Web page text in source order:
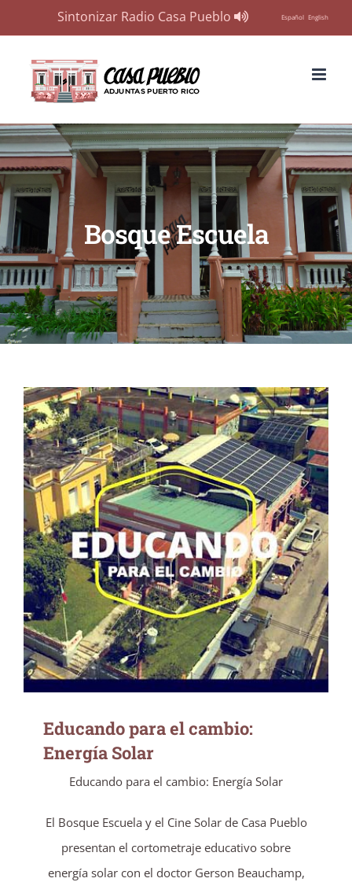
Sintonizar Radio Casa Pueblo Español English
content
Bosque Escuela
Educando para el cambio: Energía Solar
Educando para el cambio:
Energía Solar
Educando para el cambio: Energía Solar
El Bosque Escuela y el Cine Solar de Casa Pueblo
presentan el cortometraje educativo sobre
energía solar con el doctor Gerson Beauchamp,